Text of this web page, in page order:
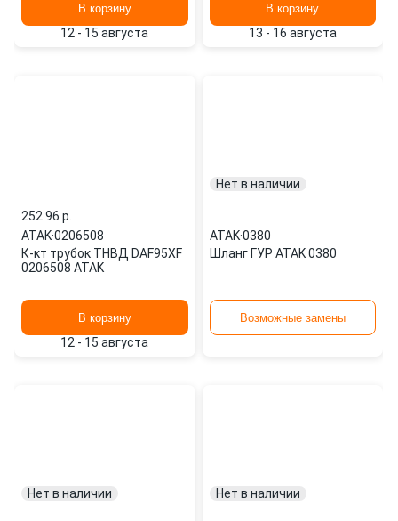
В корзину
12 - 15 августа
В корзину
13 - 16 августа
252.96 p.
ATAK·0206508
К-кт трубок ТНВД DAF95XF
0206508 ATAK
В корзину
12 - 15 августа
Нет в наличии
ATAK·0380
Шланг ГУР ATAK 0380
Возможные замены
Нет в наличии Нет в наличии